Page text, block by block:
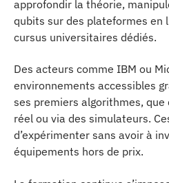
approfondir la théorie,
qubits sur des plateformes en
cursus universitaires dédiés.
Des acteurs comme IBM ou
environnements accessibles
ses premiers algorithmes,
réel ou via des simulateurs.
d’expérimenter sans avoir à
équipements hors de prix.